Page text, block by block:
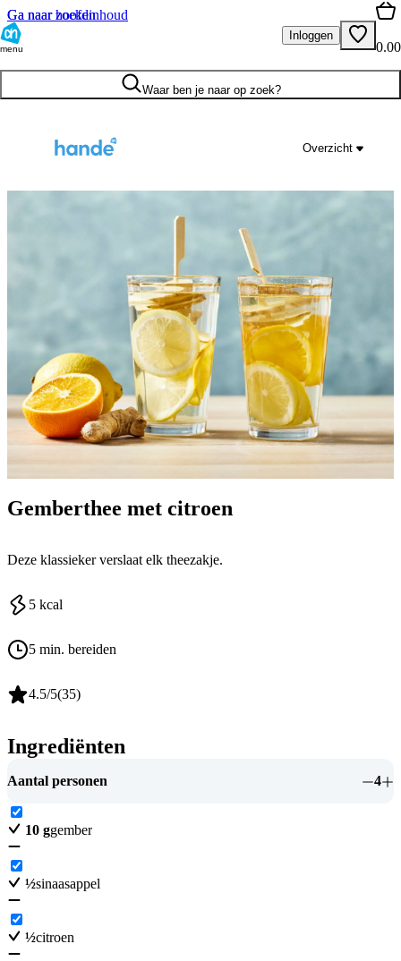
Ga naar hoofdinhoud
Ga naar zoeken
menu
Inloggen
0.00
Waar ben je naar op zoek?
Overzicht
Gemberthee met citroen
Deze klassieker verslaat elk theezakje.
5 kcal
5 min. bereiden
4.5/5(35)
Ingrediënten
Aantal personen 4
10 ggember
½sinaasappel
½citroen